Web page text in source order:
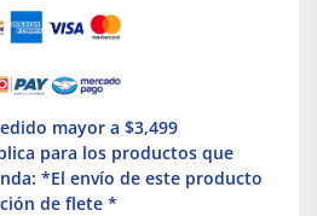
mayor a $3,499
para los productos que
*El envío de este producto
de flete *